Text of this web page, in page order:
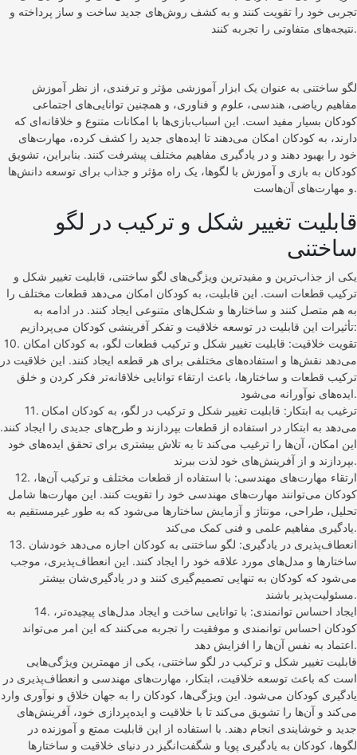
تجربی خود را تقویت کنند و به کشف روش‌های جدید ساخت و ساز پرداخته و
نتیجه‌های متفاوتی را تجربه کنند.
لگو ساختنی به عنوان یک ابزار آموزشی مؤثر و ترفندی، از نظر آموزش
مفاهیم ریاضی، هندسی، علوم و فناوری، و همچنین توانایی‌های اجتماعی
کودکان بسیار مفید است. این اسباب‌بازی‌ها با امکانات متنوع و خلاقانه‌ای که
دارند، به کودکان امکان می‌دهند تا ایده‌های جدید را کشف کرده، مهارت‌های
خود را بهبود دهند و در یادگیری مفاهیم مختلف پیشرفت کنند. بنابراین، تشویق
کودکان به بازی و آموزش با لگوها، یک راه مؤثر و جذاب برای توسعه دانش‌ها
و مهارت‌های آن‌هاست.
قابلیت تغییر شکل و ترکیب در لگو
ساختنی
یکی از جذاب‌ترین و مفیدترین ویژگی‌های لگو ساختنی، قابلیت تغییر شکل و
ترکیب قطعات است. این قابلیت، به کودکان امکان می‌دهد قطعات مختلف را
به هم متصل کنند و ساختارها و شکل‌های متنوعی ایجاد کنند. در ادامه به
تأثیرات این قابلیت در توسعه خلاقیت و تفکر آفرینشی کودکان می‌پردازیم:
10. تقویت خلاقیت: قابلیت تغییر شکل و ترکیب قطعات لگو، به کودکان امکان
می‌دهد نقش‌ها و استفاده‌های مختلفی برای هر قطعه ایجاد کنند. این خلاقیت در
ترکیب قطعات و ساختارها، باعث ارتقاء توانایی خلاقانه‌تر فکر کردن و خلق
ایده‌های نوآورانه می‌شود.
11. ترغیب به ابتکار: قابلیت تغییر شکل و ترکیب در لگو، به کودکان امکان
می‌دهد به ابتکار در استفاده از قطعات بپردازند و طرح‌های جدیدی را ایجاد کنند.
این امکان، آن‌ها را ترغیب می‌کند تا به تلاش بیشتری برای تحقق ایده‌های خود
بپردازند و از آفرینش‌های خود لذت ببرند.
12. ارتقاء مهارت‌های مهندسی: با استفاده از قطعات مختلف و ترکیب آن‌ها،
کودکان می‌توانند مهارت‌های مهندسی خود را تقویت کنند. این مهارت‌ها شامل
تحلیل، طراحی، مونتاژ و آزمایش ساختارها می‌شود که به طور غیرمستقیم به
یادگیری مفاهیم علمی و فنی کمک می‌کند.
13. انعطاف‌پذیری در یادگیری: لگو ساختنی به کودکان اجازه می‌دهد خودشان
ساختارها و مدل‌های مورد علاقه خود را ایجاد کنند. این انعطاف‌پذیری، موجب
می‌شود که کودکان به تنهایی تصمیم‌گیری کنند و در یادگیری‌شان بیشتر
مسئولیت‌پذیر باشند.
14. ایجاد احساس توانمندی: با توانایی ساخت و ایجاد مدل‌های پیچیده‌تر،
کودکان احساس توانمندی و موفقیت را تجربه می‌کنند که این امر می‌تواند
اعتماد به نفس آن‌ها را افزایش دهد.
قابلیت تغییر شکل و ترکیب در لگو ساختنی، یکی از مهمترین ویژگی‌هایی
است که باعث توسعه خلاقیت، ابتکار، مهارت‌های مهندسی و انعطاف‌پذیری در
یادگیری کودکان می‌شود. این ویژگی‌ها، کودکان را به جهان خلاق و نوآوری وارد
می‌کند و آن‌ها را تشویق می‌کند تا با خلاقیت و ایده‌پردازی خود، آفرینش‌های
جدید و خوشایندی انجام دهند. با استفاده از این قابلیت ممتع و آموزنده در
لگوها، کودکان به یادگیری پویا و شگفت‌انگیز در دنیای خلاقیت و ساختارها